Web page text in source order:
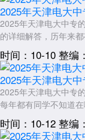
2025年天津电大
2025年天津电大中专
的详细解答，历年来
时间：10-10 整编
2025年天津电大
2025年天津电大中专
每年都有同学不知道
时间：10-12 整编